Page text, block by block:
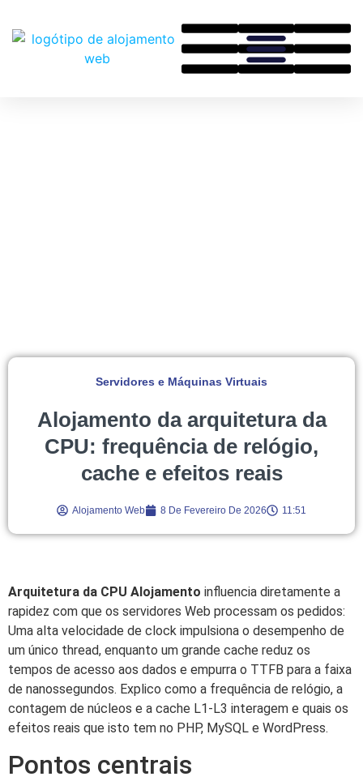
Servidores e Máquinas Virtuais
Alojamento da arquitetura da
CPU: frequência de relógio,
cache e efeitos reais
Alojamento Web 8 De Fevereiro De 2026 11:51
Arquitetura da CPU Alojamento influencia diretamente a
rapidez com que os servidores Web processam os pedidos:
Uma alta velocidade de clock impulsiona o desempenho de
um único thread, enquanto um grande cache reduz os
tempos de acesso aos dados e empurra o TTFB para a faixa
de nanossegundos. Explico como a frequência de relógio, a
contagem de núcleos e a cache L1-L3 interagem e quais os
efeitos reais que isto tem no PHP, MySQL e WordPress.
Pontos centrais